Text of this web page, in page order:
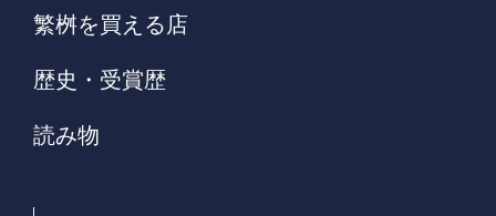
繁桝を買える店
歴史・受賞歴
読み物